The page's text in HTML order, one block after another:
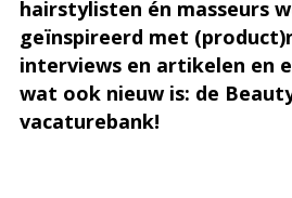
hairstylisten én masseurs
geïnspireerd met
interviews en artikelen en
wat ook nieuw is: de
vacaturebank!